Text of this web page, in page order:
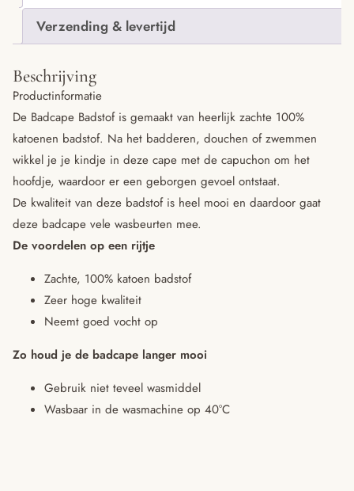
aantal
Verzending & levertijd
Beschrijving
Productinformatie
De Badcape Badstof is gemaakt van heerlijk zachte 100%
katoenen badstof. Na het badderen, douchen of zwemmen
wikkel je je kindje in deze cape met de capuchon om het
hoofdje, waardoor er een geborgen gevoel ontstaat.
De kwaliteit van deze badstof is heel mooi en daardoor gaat
deze badcape vele wasbeurten mee.
De voordelen op een rijtje
Zachte, 100% katoen badstof
Zeer hoge kwaliteit
Neemt goed vocht op
Zo houd je de badcape langer mooi
Gebruik niet teveel wasmiddel
Wasbaar in de wasmachine op 40°C